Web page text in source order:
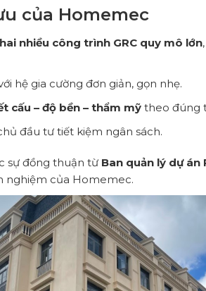
của Homemec
nhiều công trình GRC quy mô lớn
hệ gia cường đơn giản, gọn nhẹ.
cấu – độ bền – thẩm mỹ theo đúng
đầu tư tiết kiệm ngân sách.
sự đồng thuận từ Ban quản lý dự án
nghiệm của Homemec.